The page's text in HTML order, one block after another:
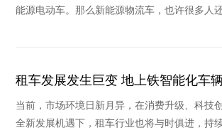
能源电动车。那么新能源物流车，也许很多人
租车发展发生巨变 地上铁智能化车
业
当前，市场环境日新月异，在消费升级、科技
全新发展机遇下，租车行业也将与时俱进，持